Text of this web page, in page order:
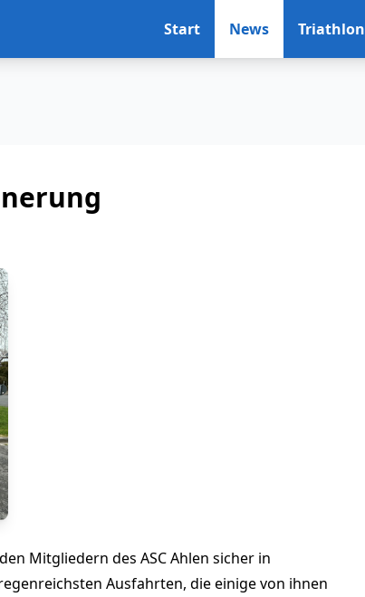
Start News Triathlon
Mitgliedern des ASC Ahlen sicher in
Ausfahrten, die einige von ihnen